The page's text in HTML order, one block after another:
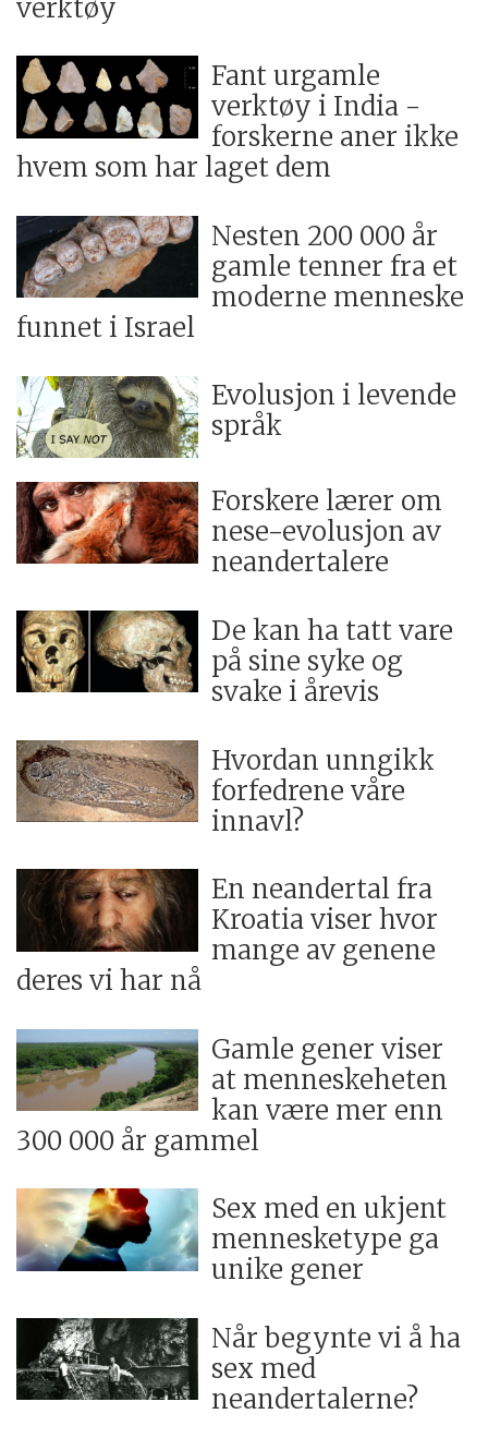
verktøy
Fant urgamle
verktøy i India -
forskerne aner ikke
hvem som har laget dem
Nesten 200 000 år
gamle tenner fra et
moderne menneske
funnet i Israel
Evolusjon i levende
språk
Forskere lærer om
nese-evolusjon av
neandertalere
De kan ha tatt vare
på sine syke og
svake i årevis
Hvordan unngikk
forfedrene våre
innavl?
En neandertal fra
Kroatia viser hvor
mange av genene
deres vi har nå
Gamle gener viser
at menneskeheten
kan være mer enn
300 000 år gammel
Sex med en ukjent
mennesketype ga
unike gener
Når begynte vi å ha
sex med
neandertalerne?